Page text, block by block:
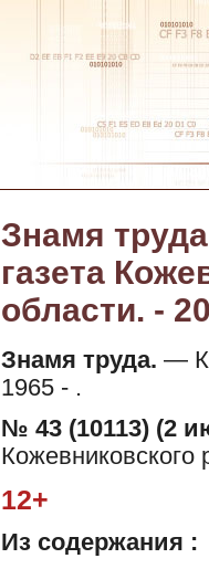
Знамя
газета
области. -
Знамя труда. —
1965 - .
№ 43 (10113) (2
Кожевниковского
12+
Из содержания :